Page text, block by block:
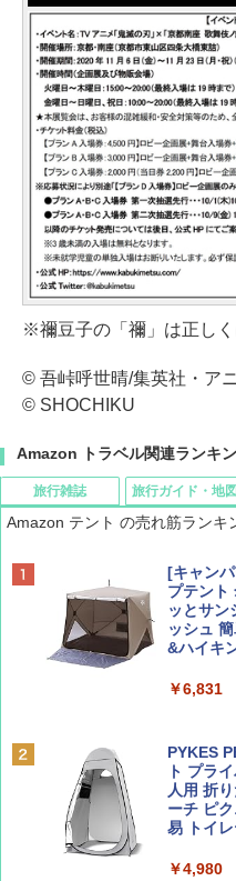
※禰豆子の「禰」は正しく
© 吾峠呼世晴/集英社・ア
© SHOCHIKU
Amazon トラベル関連ランキ
旅行雑誌
ディズ
誌] (Ｄ
￥713
￥1,500
旅行ガイド・地図
僕が見た
￥0
￥2,079
球の歩き
Amazon テント の売れ筋ランキ
[キャン
プテント
ッとサン
ッシュ
&ハイキ
￥6,831
PYKES
ト プラ
人用 折
ーチ ピ
易 トイ
￥4,980